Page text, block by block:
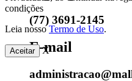
(77) 3691-2145
E-mail
condições
Leia nossoTermo de Uso.
Aceitar X